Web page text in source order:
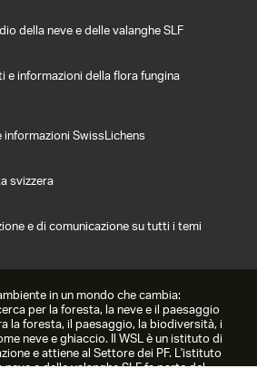
della neve e delle valanghe SLF
e informazioni della flora fungina
SwissLichens
svizzera
e di comunicazione su tutti i temi
in un mondo che cambia:
per la foresta, la neve e il paesaggio
la foresta, il paesaggio, la biodiversità, i
neve e ghiaccio. Il WSL è un istituto di
e attiene al Settore dei PF. L'istituto